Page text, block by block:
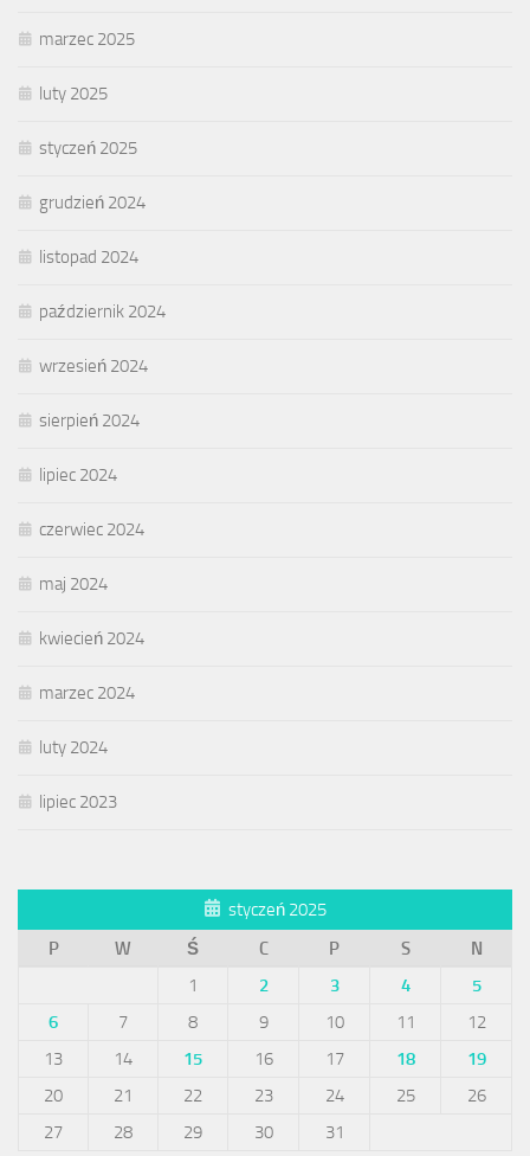
marzec 2025
luty 2025
styczeń 2025
grudzień 2024
listopad 2024
październik 2024
wrzesień 2024
sierpień 2024
lipiec 2024
czerwiec 2024
maj 2024
kwiecień 2024
marzec 2024
luty 2024
lipiec 2023
styczeń 2025
P
W Ś C P S
N
1
2 3 4
5
6
7 8 9 10 11
12
13
14 15 16 17 18
19
20
21 22 23 24 25
26
27
28 29 30
31